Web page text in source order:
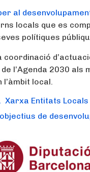
al
locals que es
polítiques
l’Agenda 2030 als
local.
Entitats Locals
de